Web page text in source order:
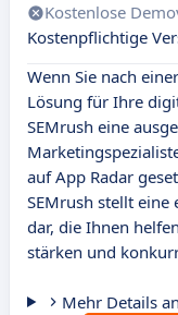
Kostenlose
Kostenpflichtige
Wenn Sie nach
Lösung für Ihre
SEMrush eine
auf App Radar
SEMrush stellt
dar, die Ihnen
stärken und
Mehr Details